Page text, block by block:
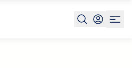
Cittadella